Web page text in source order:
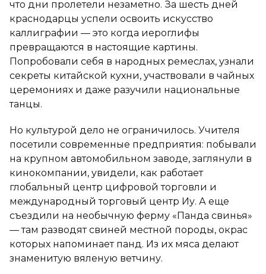
что дни пролетели незаметно. За шесть дней
краснодарцы успели освоить искусство
каллиграфии — это когда иероглифы
превращаются в настоящие картины.
Попробовали себя в народных ремеслах, узнали
секреты китайской кухни, участвовали в чайных
церемониях и даже разучили национальные
танцы.
Но культурой дело не ограничилось. Учителя
посетили современные предприятия: побывали
на крупном автомобильном заводе, заглянули в
кинокомпании, увидели, как работает
глобальный центр цифровой торговли и
международный торговый центр Иу. А еще
съездили на необычную ферму «Панда свинья»
— там разводят свиней местной породы, окрас
которых напоминает панд. Из их мяса делают
знаменитую вяленую ветчину.